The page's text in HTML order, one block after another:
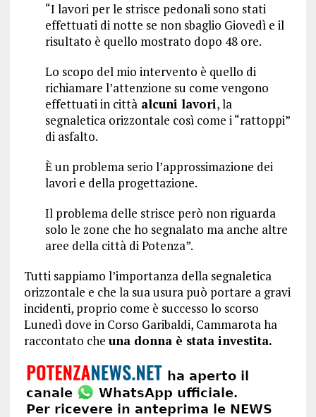
“I lavori per le strisce pedonali sono stati
effettuati di notte se non sbaglio Giovedì e il
risultato è quello mostrato dopo 48 ore.
Lo scopo del mio intervento è quello di
richiamare l’attenzione su come vengono
effettuati in cittàalcuni lavori, la
segnaletica orizzontale così come i “rattoppi”
di asfalto.
È un problema serio l’approssimazione dei
lavori e della progettazione.
Il problema delle strisce però non riguarda
solo le zone che ho segnalato ma anche altre
aree della città di Potenza”.
Tutti sappiamo l’importanza della segnaletica
orizzontale e che la sua usura può portare a gravi
incidenti, proprio come è successo lo scorso
Lunedì dove in Corso Garibaldi, Cammarota ha
raccontato che una donna è stata investita.